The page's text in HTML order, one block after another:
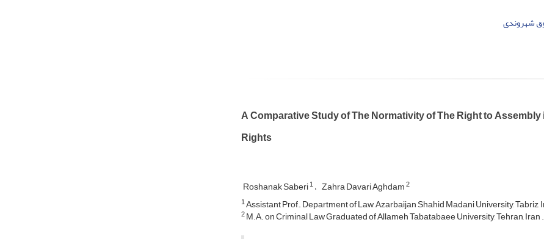
شهروندی
A Comparative Study of The Normativity of The Right to
Rights
Roshanak Saberi1 Zahra Davari Aghdam2
1Assistant Prof., Department of Law, Azarbaijan Shahid Madani University, Tabriz,
2M.A. on Criminal Law Graduated of Allameh Tabatabaee University, Tehran, Iran .